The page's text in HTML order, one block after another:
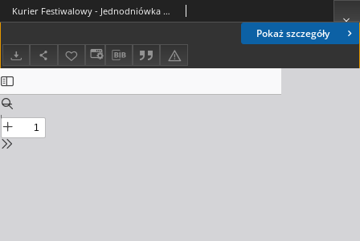
Pokaż szczegóły
Kurier Festiwalowy - Jednodniówka Ogólnopolskiego Komitetu Organizacyjnego VII Festiwalu Kultury Studentów PRL, 1987. 04, nr 3